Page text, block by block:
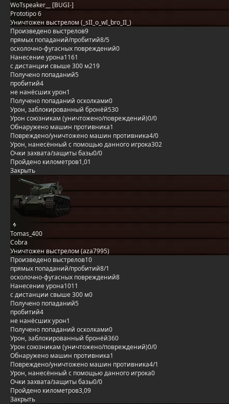
WoTspeaker__ [BUGI-]
Prototipo 6
Уничтожен выстрелом (_sII_o_wI_bro_II_)
Произведено выстрелов9
прямых попаданий/пробитий8/5
осколочно-фугасных повреждений0
Нанесение урона1161
с дистанции свыше 300 м219
Получено попаданий5
пробитий4
не нанёсших урон1
Получено попаданий осколками0
Урон, заблокированный бронёй530
Урон союзникам (уничтожено/повреждений)0/0
Обнаружено машин противника1
Повреждено/уничтожено машин противника4/0
Урон, нанесённый с помощью данного игрока302
Очки захвата/защиты базы0/0
Пройдено километров1,01
Закрыть
Tomas_400
Cobra
Уничтожен выстрелом (aza7995)
Произведено выстрелов10
прямых попаданий/пробитий8/1
осколочно-фугасных повреждений8
Нанесение урона1011
с дистанции свыше 300 м0
Получено попаданий5
пробитий4
не нанёсших урон1
Получено попаданий осколками0
Урон, заблокированный бронёй360
Урон союзникам (уничтожено/повреждений)0/0
Обнаружено машин противника1
Повреждено/уничтожено машин противника4/1
Урон, нанесённый с помощью данного игрока0
Очки захвата/защиты базы0/0
Пройдено километров3,09
Закрыть